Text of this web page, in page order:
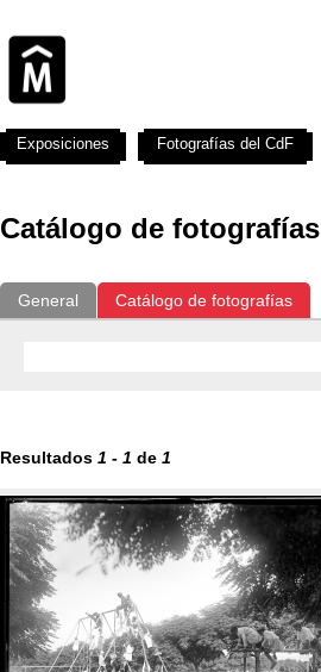
Catálogo de fotografías
General Catálogo de fotografías
Resultados 1 - 1 de 1
Exposiciones Fotografías del CdF